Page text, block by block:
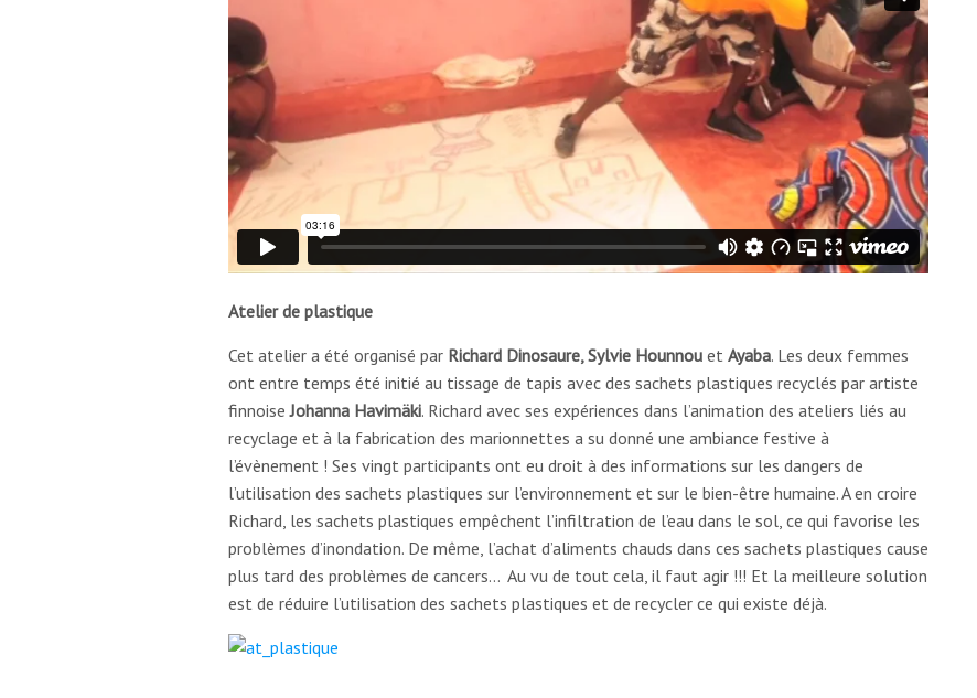
Atelier de plastique
Cet atelier a été organisé par Richard Dinosaure, Sylvie Hounnou et Ayaba. Les deux femmes
ont entre temps été initié au tissage de tapis avec des sachets plastiques recyclés par artiste
finnoiseJohanna Havimäki. Richard avec ses expériences dans l’animation des ateliers liés au
recyclage et à la fabrication des marionnettes a su donné une ambiance festive à
l’évènement ! Ses vingt participants ont eu droit à des informations sur les dangers de
l’utilisation des sachets plastiques sur l’environnement et sur le bien-être humaine. A en croire
Richard, les sachets plastiques empêchent l’infiltration de l’eau dans le sol, ce qui favorise les
problèmes d’inondation. De même, l’achat d’aliments chauds dans ces sachets plastiques cause
plus tard des problèmes de cancers… Au vu de tout cela, il faut agir !!! Et la meilleure solution
est de réduire l’utilisation des sachets plastiques et de recycler ce qui existe déjà.